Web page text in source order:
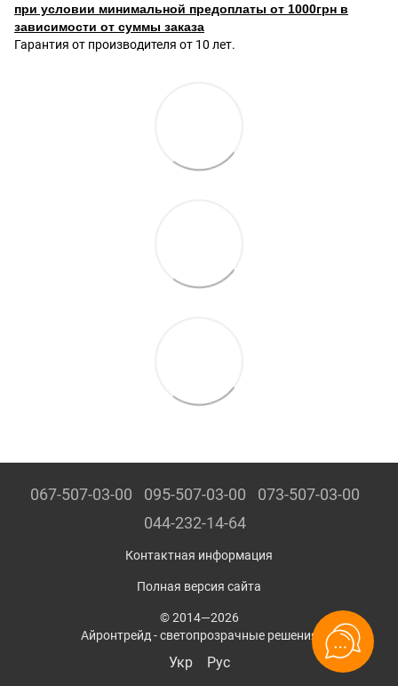
при условии минимальной предоплаты от 1000грн в
зависимости от суммы заказа
Гарантия от производителя от 10 лет.
067-507-03-00 095-507-03-00
073-507-03-00
044-232-14-64
Контактная информация
Полная версия сайта
© 2014—2026
Айронтрейд - светопрозрачные решения
Укр Рус